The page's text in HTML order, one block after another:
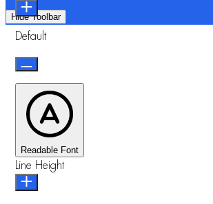
Hide Toolbar
Default
Readable Font
Line Height